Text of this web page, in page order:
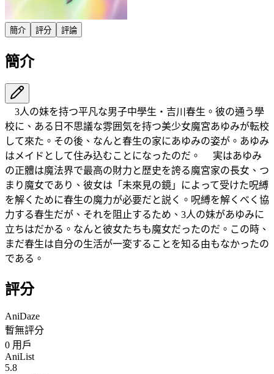
簡介 評分 評論
簡介
3人の妹を持つ平凡な男子中學生・吉川春生。彼の通う學
校に、ある日不思議な雰囲気を持つ美少女魔宮あゆみが転校
して來た。その後、なんと春生の家にあゆみの姿が。あゆみ
はメイドとして住み込むことになったのだ。 実はあゆみ
の正體は魔法界で最高の財力と歴史を誇る魔宮家の長女、つ
まり魔女であり、彼女は「未來見の鏡」によって受けた呪縛
を解くために春生の魔力が必要だと説く。呪縛を解くべく協
力する春生だが、それを阻止するため、3人の妹があゆみに
立ちはだかる。なんと彼女たちも魔女だったのだ。この時、
まだ春生は自分の生活が一変することを知る由もなかったの
である。
評分
AniDaze
暫無評分
0 用戶
AniList
5.8